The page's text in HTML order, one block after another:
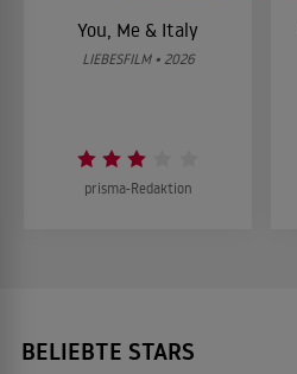
You, Me & Italy
LIEBESFILM • 2026
prisma-Redaktion
BELIEBTE STARS